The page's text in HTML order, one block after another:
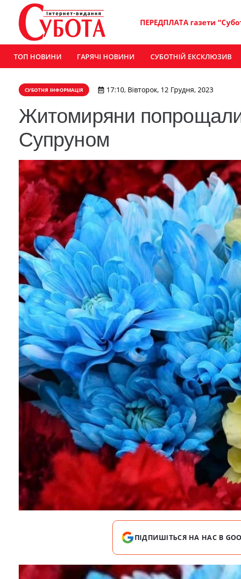
ПЕРЕДПЛАТА газети
ТОП НОВИНИ ГАРЯЧІ НОВИНИ СУБОТНІЙ ЕКСКЛЮЗИВ
СУБОТНЯ ІНФОРМАЦІЯ 17:10, Вівторок, 12 Грудня, 2023
Житомиряни
Супруном
ПІДПИШІТЬСЯ НА НАС В